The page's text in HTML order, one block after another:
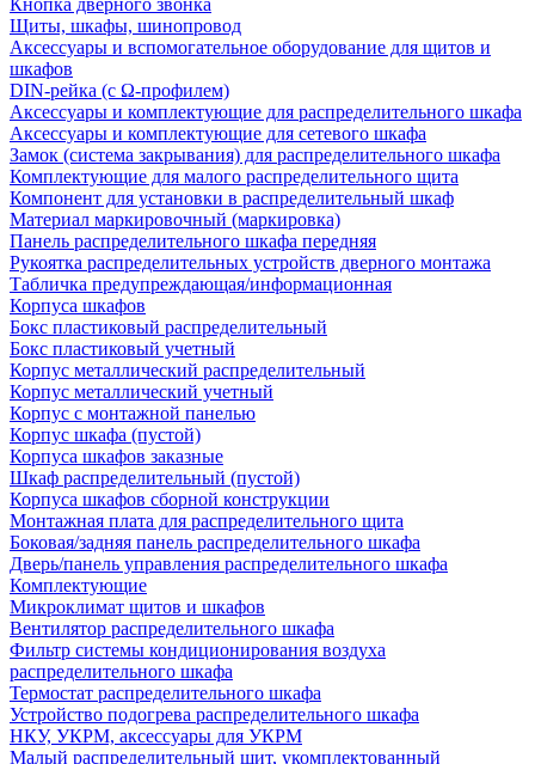
Кнопка дверного звонка
Щиты, шкафы, шинопровод
Аксессуары и вспомогательное оборудование для щитов и
шкафов
DIN-рейка (с Ω-профилем)
Аксессуары и комплектующие для распределительного шкафа
Аксессуары и комплектующие для сетевого шкафа
Замок (система закрывания) для распределительного шкафа
Комплектующие для малого распределительного щита
Компонент для установки в распределительный шкаф
Материал маркировочный (маркировка)
Панель распределительного шкафа передняя
Рукоятка распределительных устройств дверного монтажа
Табличка предупреждающая/информационная
Корпуса шкафов
Бокс пластиковый распределительный
Бокс пластиковый учетный
Корпус металлический распределительный
Корпус металлический учетный
Корпус с монтажной панелью
Корпус шкафа (пустой)
Корпуса шкафов заказные
Шкаф распределительный (пустой)
Корпуса шкафов сборной конструкции
Монтажная плата для распределительного щита
Боковая/задняя панель распределительного шкафа
Дверь/панель управления распределительного шкафа
Комплектующие
Микроклимат щитов и шкафов
Вентилятор распределительного шкафа
Фильтр системы кондиционирования воздуха
распределительного шкафа
Термостат распределительного шкафа
Устройство подогрева распределительного шкафа
НКУ, УКРМ, аксессуары для УКРМ
Малый распределительный щит, укомплектованный